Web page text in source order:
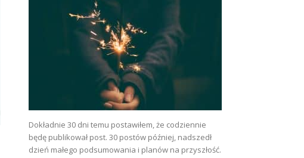
Dokładnie 30 dni temu postawiłem, że codziennie
będę publikował post. 30 postów później, nadszedł
dzień małego podsumowania i planów na przyszłość.